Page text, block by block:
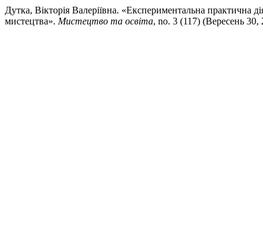
Дутка, Вікторія Валеріївна. «Експериментальна практична
мистецтва». Мистецтво та освіта, no. 3 (117) (Вересень